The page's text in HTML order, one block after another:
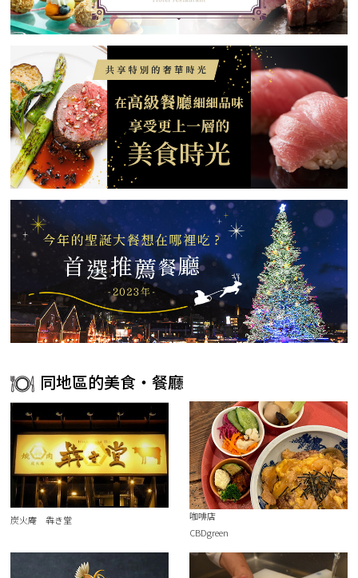
同地區的美食・餐廳
炭火庵 犇き堂
咖啡店
CBDgreen